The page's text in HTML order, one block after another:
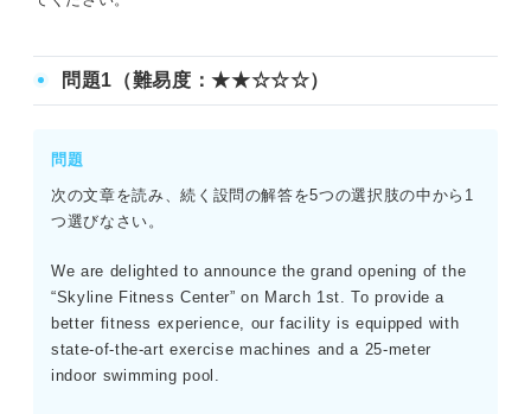
問題1（難易度：★★☆☆☆）
問題
次の文章を読み、続く設問の解答を5つの選択肢の中から1
つ選びなさい。
We are delighted to announce the grand opening of the
“Skyline Fitness Center” on March 1st. To provide a
better fitness experience, our facility is equipped with
state-of-the-art exercise machines and a 25-meter
indoor swimming pool.